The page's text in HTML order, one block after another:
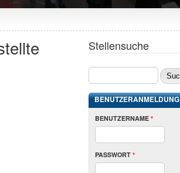
Stellensuche
BENUTZERANMELDUNG
BENUTZERNAME *
PASSWORT *